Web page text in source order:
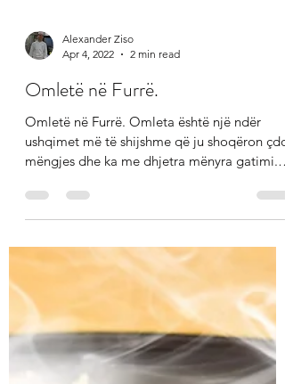
Apr 4, 2022
Omletë në Furrë.
Omletë në Furrë. Omleta është një ndër
ushqimet më të shijshme që ju shoqëron çdo
mëngjes dhe ka me dhjetra mënyra gatimi.